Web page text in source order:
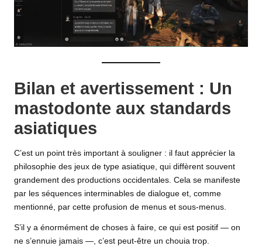
Bilan et avertissement : Un
mastodonte aux standards
asiatiques
C’est un point très important à souligner : il faut apprécier la
philosophie des jeux de type asiatique, qui diffèrent souvent
grandement des productions occidentales. Cela se manifeste
par les séquences interminables de dialogue et, comme
mentionné, par cette profusion de menus et sous-menus.
S’il y a énormément de choses à faire, ce qui est positif — on
ne s’ennuie jamais —, c’est peut-être un chouia trop.